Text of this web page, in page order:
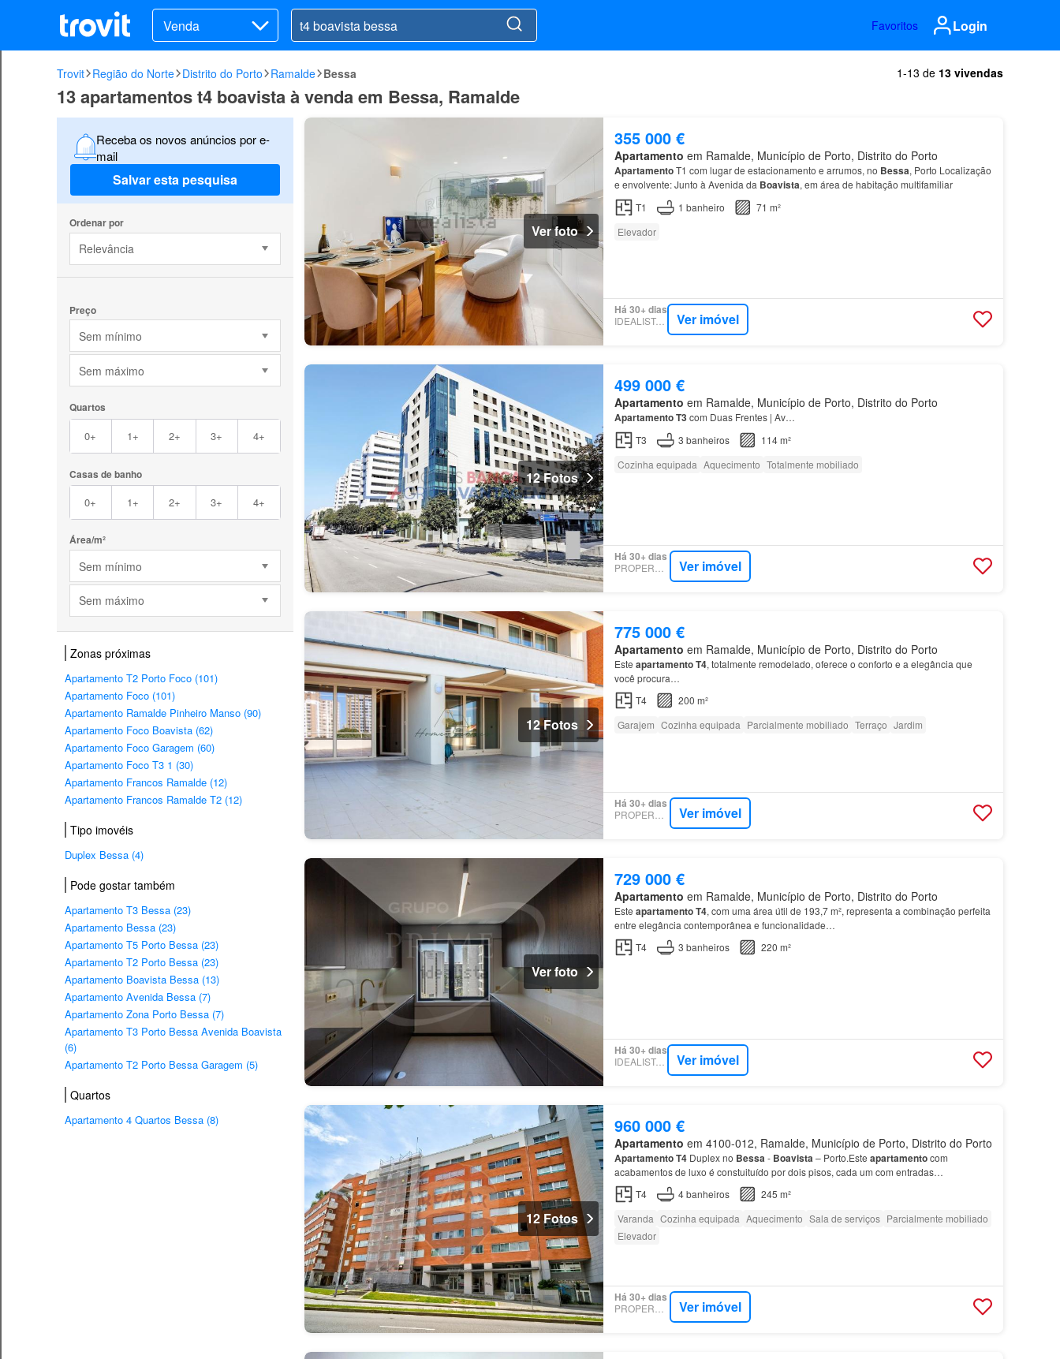
Venda Favoritos Login
Trovit Região do Norte Distrito do Porto Ramalde Bessa 1-13 de 13 vivendas
13 apartamentos t4 boavista à venda em Bessa, Ramalde
Receba os novos anúncios por e-
mail
Salvar esta pesquisa
Ordenar por
Relevância
Preço
Sem mínimo
Sem máximo
Quartos
0+ 1+ 2+ 3+ 4+
Casas de banho
0+ 1+ 2+ 3+ 4+
Área/m²
Sem mínimo
Sem máximo
Zonas próximas
Apartamento T2 Porto Foco (101)
Apartamento Foco (101)
Apartamento Ramalde Pinheiro Manso (90)
Apartamento Foco Boavista (62)
Apartamento Foco Garagem (60)
Apartamento Foco T3 1 (30)
Apartamento Francos Ramalde (12)
Apartamento Francos Ramalde T2 (12)
Tipo imovéis
Duplex Bessa (4)
Pode gostar também
Apartamento T3 Bessa (23)
Apartamento Bessa (23)
Apartamento T5 Porto Bessa (23)
Apartamento T2 Porto Bessa (23)
Apartamento Boavista Bessa (13)
Apartamento Avenida Bessa (7)
Apartamento Zona Porto Bessa (7)
Apartamento T3 Porto Bessa Avenida Boavista
(6)
Apartamento T2 Porto Bessa Garagem (5)
Quartos
Apartamento 4 Quartos Bessa (8)
Ver foto
355 000 €
Apartamento em Ramalde, Município de Porto, Distrito do Porto
ApartamentoT1 com lugar de estacionamento e arrumos, no Bessa, Porto Localização
e envolvente: Junto à Avenida da Boavista, em área de habitação multifamiliar
T1
1 banheiro
71 m²
Elevador
Há 30+ dias
IDEALISTA.PT Ver imóvel
12 Fotos
499 000 €
Apartamento em Ramalde, Município de Porto, Distrito do Porto
ApartamentoT3com Duas Frentes | Av…
T3
3 banheiros
114 m²
Cozinha equipada Aquecimento Totalmente mobiliado
Há 30+ dias
PROPERSTAR Ver imóvel
12 Fotos
775 000 €
Apartamento em Ramalde, Município de Porto, Distrito do Porto
Este apartamentoT4, totalmente remodelado, oferece o conforto e a elegância que
você procura…
T4
200 m²
Garajem Cozinha equipada Parcialmente mobiliado Terraço Jardim
Há 30+ dias
PROPERSTAR Ver imóvel
Ver foto
729 000 €
Apartamento em Ramalde, Município de Porto, Distrito do Porto
Este apartamentoT4, com uma área útil de 193,7 m², representa a combinação perfeita
entre elegância contemporânea e funcionalidade…
T4
3 banheiros 220 m²
Há 30+ dias
IDEALISTA.PT Ver imóvel
12 Fotos
960 000 €
Apartamento em 4100-012, Ramalde, Município de Porto, Distrito do Porto
ApartamentoT4Duplex no Bessa- Boavista– Porto.Este apartamentocom
acabamentos de luxo é constuituído por dois pisos, cada um com entradas
independentes e acesso pelo elevador.No primeiro
ampla…
T4 4banheiros
245 m²
Varanda Cozinha equipada Aquecimento Sala de serviços Parcialmente mobiliado
Elevador
Há 30+ dias
PROPERSTAR Ver imóvel